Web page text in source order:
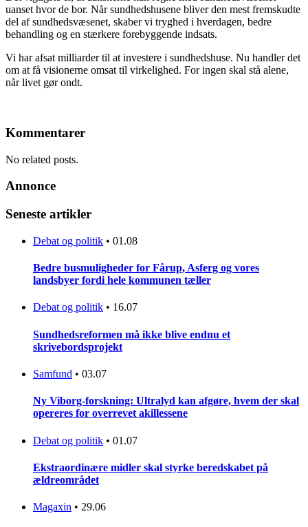
uanset hvor de bor. Når sundhedshusene bliver den mest fremskudte
del af sundhedsvæsenet, skaber vi tryghed i hverdagen, bedre
behandling og en stærkere forebyggende indsats.
Vi har afsat milliarder til at investere i sundhedshuse. Nu handler det
om at få visionerne omsat til virkelighed. For ingen skal stå alene,
når livet gør ondt.
Kommentarer
No related posts.
Annonce
Seneste artikler
Debat og politik • 01.08
Bedre busmuligheder for Fårup, Asferg og vores
landsbyer fordi hele kommunen tæller
Debat og politik • 16.07
Sundhedsreformen må ikke blive endnu et
skrivebordsprojekt
Samfund • 03.07
Ny Viborg-forskning: Ultralyd kan afgøre, hvem der skal
opereres for overrevet akillessene
Debat og politik • 01.07
Ekstraordinære midler skal styrke beredskabet på
ældreområdet
Magaxin • 29.06